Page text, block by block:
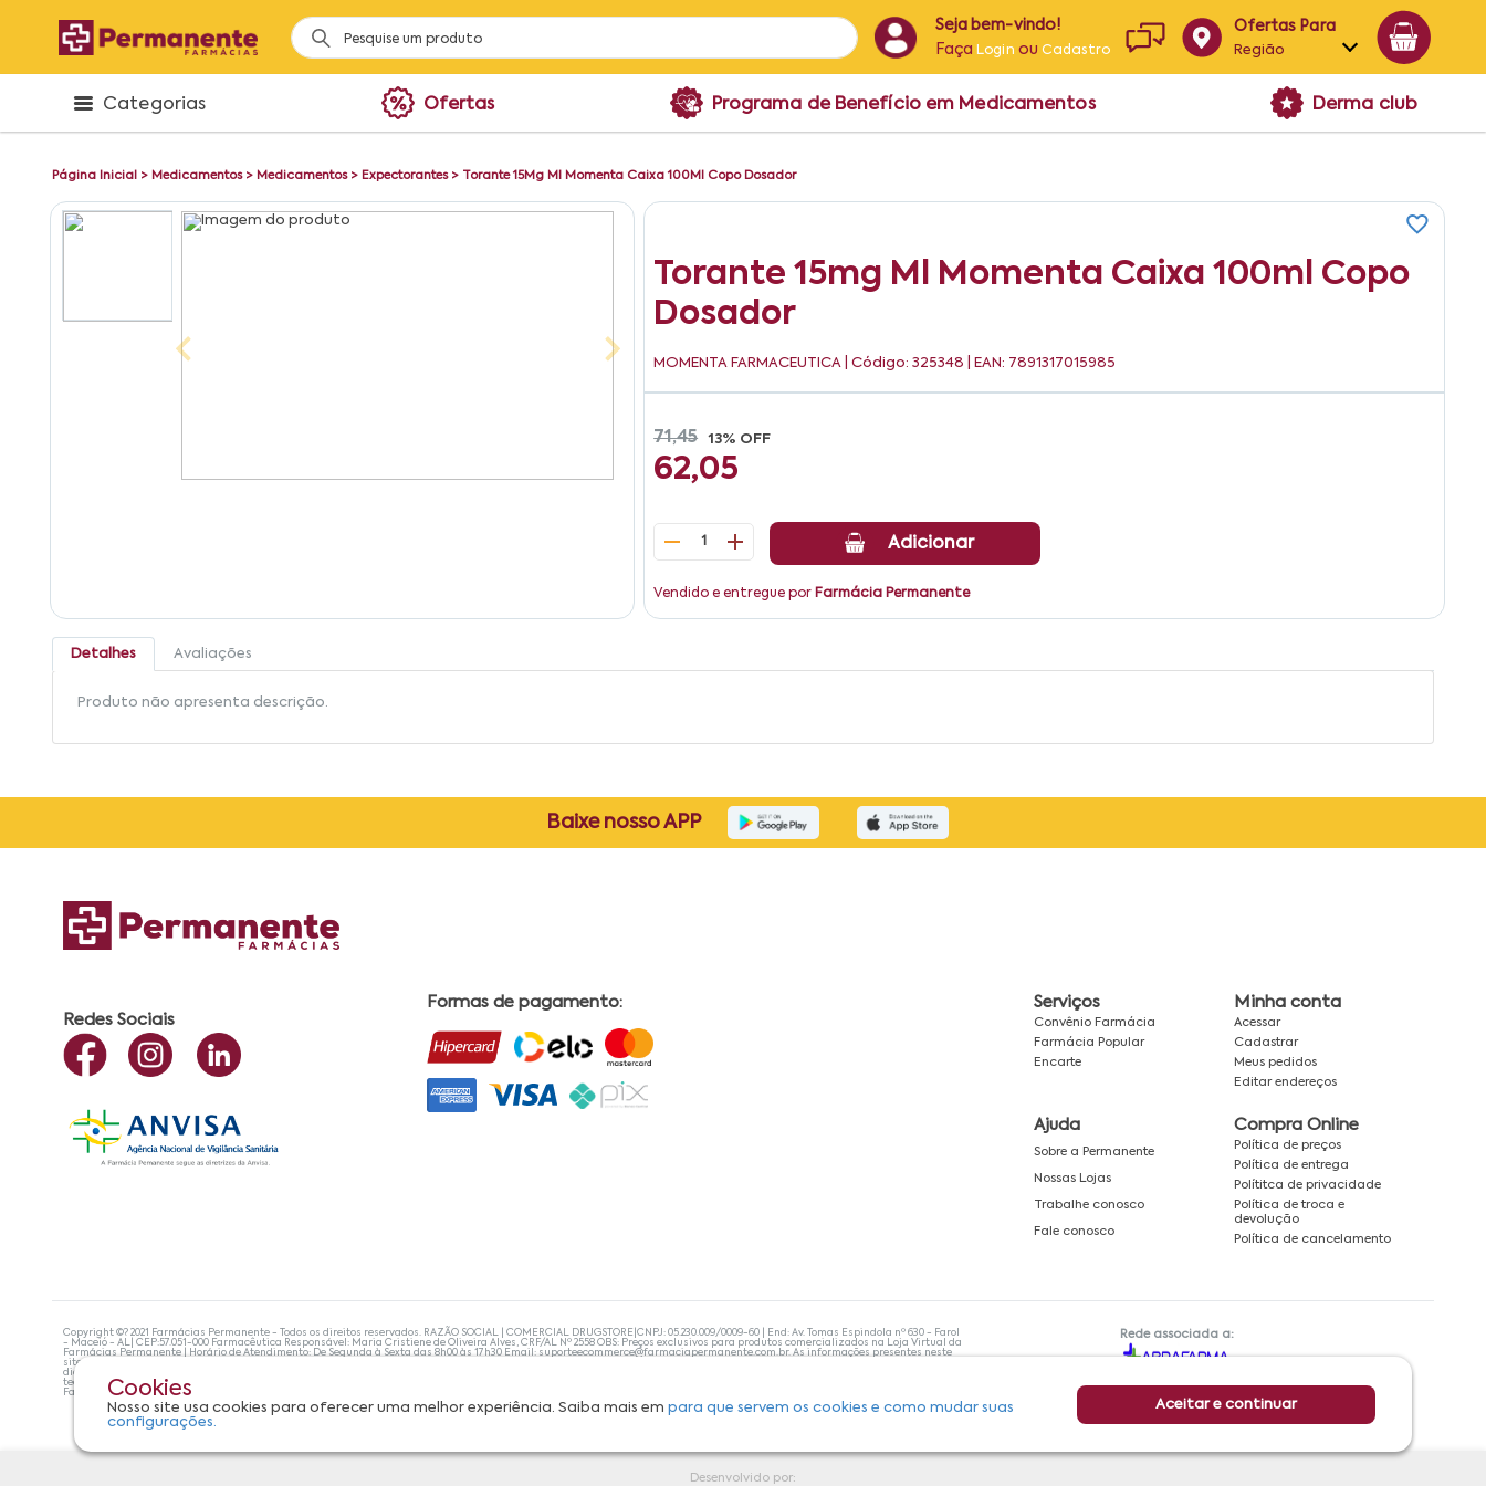
Seja bem-vindo!
Faça Login ouCadastro
Ofertas Para
Região
Alagoas
Categorias Ofertas Programa de Benefício em Medicamentos Derma club
Página Inicial > Medicamentos> Medicamentos> Expectorantes> Torante 15Mg Ml Momenta Caixa 100Ml Copo Dosador
Torante 15mg Ml Momenta Caixa 100ml Copo
Dosador
MOMENTA FARMACEUTICA | Código: 325348 | EAN: 7891317015985
71,45 13% OFF
62,05
1 Adicionar
Vendido e entregue por Farmácia Permanente
Detalhes Avaliações
Produto não apresenta descrição.
Cookies
Nosso site usa cookies para oferecer uma melhor experiência. Saiba mais empara que servem os cookies e como mudar suas
configurações.
Aceitar e continuar
Baixe nosso APP
Redes Sociais
Formas de pagamento: Serviços
Convênio Farmácia
Farmácia Popular
Encarte
Minha conta
Acessar
Cadastrar
Meus pedidos
Editar endereços
Ajuda
Sobre a Permanente
Nossas Lojas
Trabalhe conosco
Fale conosco
Compra Online
Política de preços
Política de entrega
Polítitca de privacidade
Política de troca e
devolução
Política de cancelamento
Copyright ©? 2021 Farmácias Permanente - Todos os direitos reservados. RAZÃO SOCIAL | COMERCIAL DRUGSTORE|CNPJ: 05.230.009/0009-60 | End: Av. Tomas Espindola nº 630 - Farol
- Maceió - AL| CEP:57.051-000 Farmacêutica Responsável: Maria Cristiene de Oliveira Alves, CRF/AL Nº 2558 OBS: Preços exclusivos para produtos comercializados na Loja Virtual da
Farmácias Permanente | Horário de Atendimento: De Segunda à Sexta das 8h00 às 17h30 Email: suporteecommerce@farmaciapermanente.com.br. As informações presentes neste
site não devem ser utilizadas para automedicação e, de forma alguma, substituem as orientações de um profissional da área médica. Apenas o médico está capacitado para
diagnosticar problemas de saúde e prescrever o tratamento adequado. Se os sintomas persistirem, um médico deve ser consultado. A Farmácia Permanente trabalha com as
tecnologias mais avançadas de proteção de dados, para que você possa realizar suas compras com tranquilidade. A privacidade e a segurança dos clientes são compromissos da
Farmácias Permanente. Todos os pedidos efetuados estão sujeitos à confirmação da disponibilidade de produto em nosso estoque.
Rede associada a:
Desenvolvido por: